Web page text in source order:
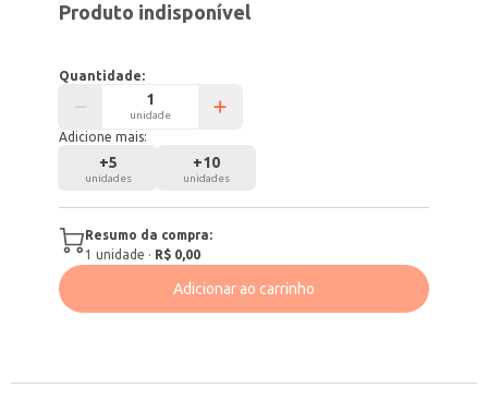
Produto indisponível
Quantidade:
unidade
Adicione mais:
+5
unidades
+10
unidades
Resumo da compra:
1 unidade · R$ 0,00
Adicionar ao carrinho